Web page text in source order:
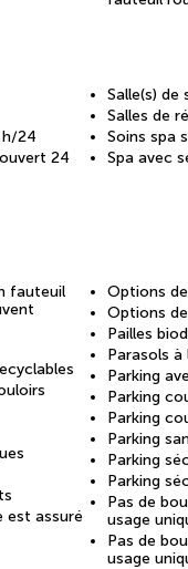
24
24
Salle(s) de
Salles de
Soins spa
Spa avec
fauteuil
est assuré
Options
Options
Pailles
Parasols à
Parking
Parking
Parking
Parking
Parking
Parking
Pas de
usage
Pas de
usage